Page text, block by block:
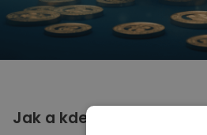
Jak a kde